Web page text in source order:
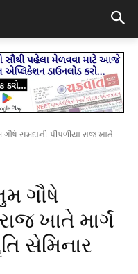
સમદાની-પીપળીયા રાજ ખાતે
ગૌષે
ખાતે માર્ગ
સેમિનાર